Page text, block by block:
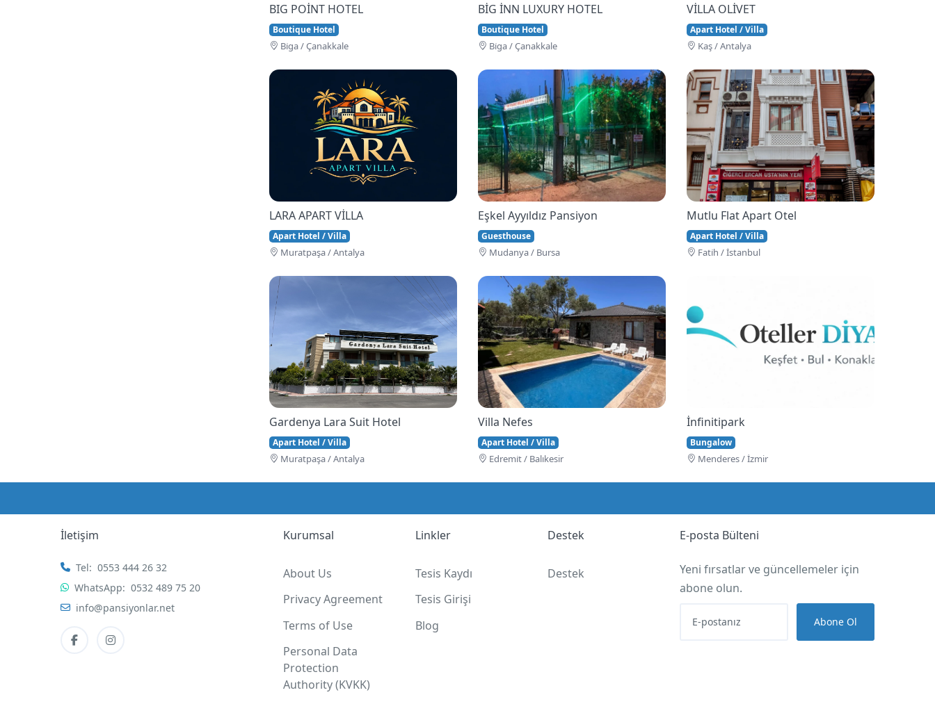
BIG POİNT HOTEL
Boutique Hotel
Bi̇ga / Çanakkale
BİG İNN LUXURY HOTEL
Boutique Hotel
Bi̇ga / Çanakkale
VİLLA OLİVET
Apart Hotel / Villa
Kaş / Antalya
LARA APART VİLLA
Apart Hotel / Villa
Muratpaşa / Antalya
Eşkel Ayyıldız Pansiyon
Guesthouse
Mudanya / Bursa
Mutlu Flat Apart Otel
Apart Hotel / Villa
Fati̇h / İstanbul
Gardenya Lara Suit Hotel
Apart Hotel / Villa
Muratpaşa / Antalya
Villa Nefes
Apart Hotel / Villa
Edremi̇t / Balıkesir
İnfinitipark
Bungalow
Menderes / İzmir
İletişim
Tel: 0553 444 26 32
WhatsApp: 0532 489 75 20
info@pansiyonlar.net
Kurumsal
About Us
Privacy Agreement
Terms of Use
Personal Data
Protection
Authority (KVKK)
Linkler
Tesis Kaydı
Tesis Girişi
Blog
Destek
Destek
E-posta Bülteni
Yeni fırsatlar ve güncellemeler için
abone olun.
Abone Ol